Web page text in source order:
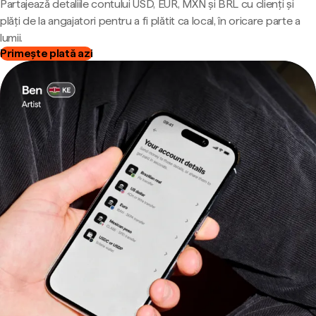
Partajează detaliile contului USD, EUR, MXN și BRL cu clienți și
plăți de la angajatori pentru a fi plătit ca local, în oricare parte a
lumii.
Primește plată azi